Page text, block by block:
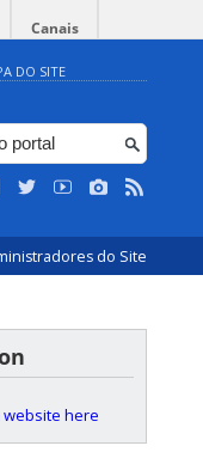
Canais
DO SITE
do Site
website here